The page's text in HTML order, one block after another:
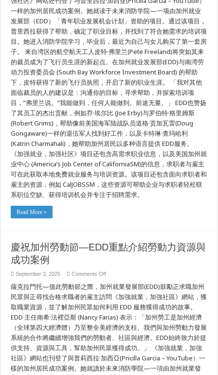
劳
动
力
资
源
与
功
案
例
一样的加州居民成功案例。她就读于未来消防学院—一项由加州就业
发展部（EDD）「青年职业发展机会计划」资助的项目。通过该项目，
普里西拉获得了帮助，确定了职业目标，并找到了符合她需求的培训项
目。她进入​​消防学院学习，毕业后，最近为自己与女儿购买了第一套房
子。 来自湾区的航空航天工人皮特·弗里兰(Pete Freeland)将突如其来
的裁员成为了飞行员生涯的新起点。在加州就业发展部(EDD)与南湾劳
动力投资委员会 (South Bay Workforce Investment Board) 的帮助
下，皮特获得了新的飞行员执照，开启了新的职业生涯。 「我对其他
面临裁员的人的建议是：沟通你的目标，寻求帮助，并探索培训项
目，”弗里兰说。“我能做到，任何人能做到。前途无量。」 EDD也赞扬
了其员工的杰出贡献，例如乔·埃尔比 (Joe Erby)与罗伯特·格里姆斯
(Robert Grims)，帮助像前美国海军陆战队员道格·贡加瓦雷(Doug
Gongaware)一样的退伍军人找到好工作，以及卡特琳·查玛哈利
(Katrin Charmahali)，她帮助加州居民以多种语言提供 EDD服务。
《加强就业，加强社区》项目还包含高需求职业信息，以及美国加州就
业中心 (America’s Job Center of CaliforniaSM)的信息，求职者与雇主
可在此获取本地免费就业服务与培训资源。该项目还包含面向求职者和
雇主的资源，例如 CalJOBSSM，这些资源可帮助企业与求职者轻松联
系职位空缺、获得培训机会并专注于招聘需求。
Read More »
慶祝加州勞動節—EDD重點介紹勞動力資源與
成功案例
September 3, 2025 Comments Offon
祝
加
州
勞
動
—
EDD
重
點
介
紹
勞
薩克拉門托—值此勞動節之際，加州就業發展部(EDD)鼓勵正求職加州
民眾與正尋找合格求職者的雇主訪問《加強就業，加強社區》網站，獲
取職業資源，並了解加州民眾如何利用 EDD 服務獲得成功的故事。
EDD 主任南希·法裡亞斯 (Nancy Farias) 表示：「加州勞工是加州經濟
（全球第四大經濟體）乃至整全美經濟的支柱。我們與加州勞動力發展
系統的合作將繼續增強我們的勞動者、社區與經濟。EDD始終致力於提
供支持、資源與工具，幫助加州民眾獲得成功。」 《加強就業，加強
社區》網站也刊登了與普莉西拉·加西亞(Pricilla Garcia – YouTube）一
樣的加州居民成功案例。她就讀於未來消防學院—一項由加州就業發